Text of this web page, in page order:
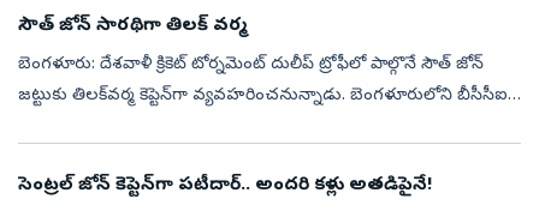
సౌత్‌ జోన్‌ సారథిగా తిలక్‌ వర్మ
బెంగళూరు: దేశవాళీ క్రికెట్‌ టోర్నమెంట్‌ దులీప్‌ ట్రోఫీలో పాల్గొనే సౌత్‌ జోన్‌
జట్టుకు తిలక్‌వర్మ కెప్టెన్‌గా వ్యవహరించనున్నాడు. బెంగళూరులోని బీసీసీఐ
సెంట్రల్‌ జోన్‌ కెప్టెన్‌గా పటీదార్‌.. అందరి కళ్లు అతడిపైనే!